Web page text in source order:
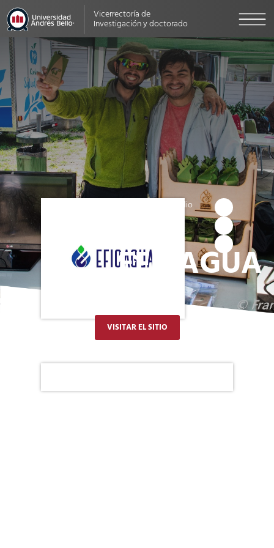
Vicerrectoría de
Investigación y doctorado
Iniciativa - Portafolio
EFICAGUA
VISITAR EL SITIO